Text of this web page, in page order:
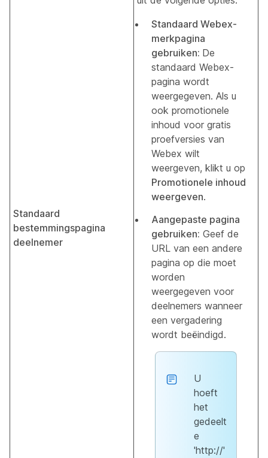
Standaard
bestemmingspagina
deelnemer
Standaard Webex-
merkpagina
gebruiken: De
standaard Webex-
pagina wordt
weergegeven. Als u
ook promotionele
inhoud voor gratis
proefversies van
Webex wilt
weergeven, klikt u op
Promotionele inhoud
weergeven.
Aangepaste pagina
gebruiken: Geef de
URL van een andere
pagina op die moet
worden
weergegeven voor
deelnemers wanneer
een vergadering
wordt beëindigd.
U
hoeft
het
gedeelt
e
'http://'